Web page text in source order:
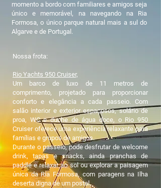
momento a bordo com familiares e amigos seja
único e memorável, na navegando na Ria
Formosa, o único parque natural mais a sul do
Algarve e de Portugal.
Nossa frota:
Rio Yachts 950 Cruiser,
Um barco de luxo de 11 metros de
comprimento, projetado para proporcionar
conforto e elegância a cada passeio. Com
salão interior e exterior espaçosos, solário de
proa, WC e duche de água doce, o Rio 950
Cruiser oferece uma experiência relaxante para
famílias e grupos de amigos.
Durante o passeio, pode desfrutar de welcome
drink, tapas e snacks, ainda pranchas de
paddle e relaxar ao sol ou explorar a paisagem
única da Ria Formosa, com paragens na Ilha
deserta digna de um postal.